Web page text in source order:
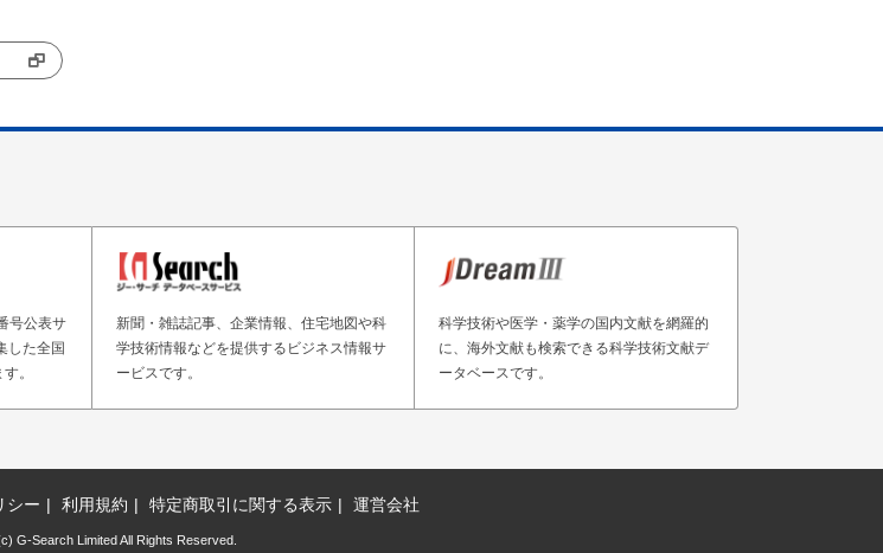
号公表サ
した全国
。
新聞・雑誌記事、企業情報、住宅地図や科
学技術情報などを提供するビジネス情報サ
ービスです。
科学技術や医学・薬学の国内文献を網羅的
に、海外文献も検索できる科学技術文献デ
ータベースです。
シー 利用規約 特定商取引に関する表示 運営会社
G-Search Limited All Rights Reserved.